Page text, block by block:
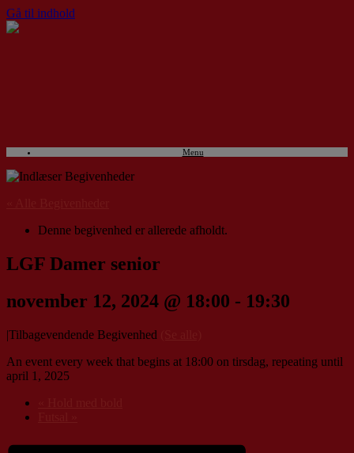
Gå til indhold
Menu
Denne begivenhed er allerede afholdt.
LGF Damer senior
november 12, 2024 @ 18:00 - 19:30
|Tilbagevendende Begivenhed
An event every week that begins at 18:00 on tirsdag, repeating until
april 1, 2025